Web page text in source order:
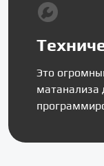
Это
матанализа